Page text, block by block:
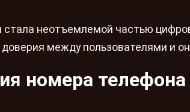
стала неотъемлемой частью
между пользователями и
номера